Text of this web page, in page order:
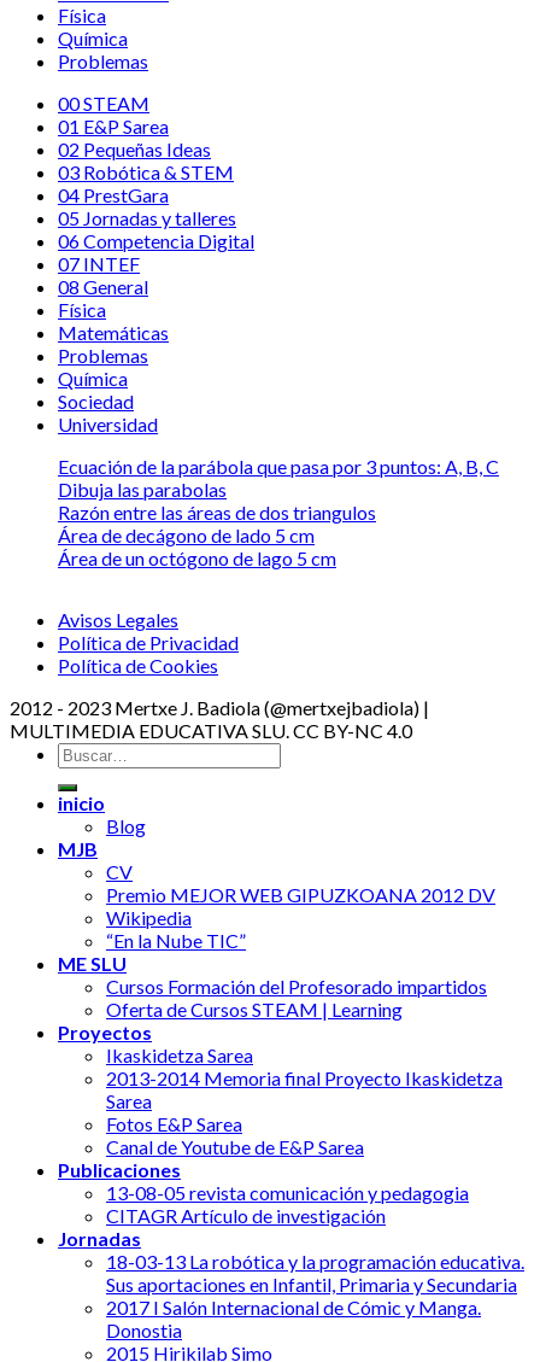
Física
Química
Problemas
00 STEAM
01 E&P Sarea
02 Pequeñas Ideas
03 Robótica & STEM
04 PrestGara
05 Jornadas y talleres
06 Competencia Digital
07 INTEF
08 General
Física
Matemáticas
Problemas
Química
Sociedad
Universidad
Ecuación de la parábola que pasa por 3 puntos: A, B, C
Dibuja las parabolas
Razón entre las áreas de dos triangulos
Área de decágono de lado 5 cm
Área de un octógono de lago 5 cm
Avisos Legales
Política de Privacidad
Política de Cookies
2012 - 2023 Mertxe J. Badiola (@mertxejbadiola) |
MULTIMEDIA EDUCATIVA SLU. CC BY-NC 4.0
inicio
Blog
MJB
CV
Premio MEJOR WEB GIPUZKOANA 2012 DV
Wikipedia
“En la Nube TIC”
ME SLU
Cursos Formación del Profesorado impartidos
Oferta de Cursos STEAM | Learning
Proyectos
Ikaskidetza Sarea
2013-2014 Memoria final Proyecto Ikaskidetza
Sarea
Fotos E&P Sarea
Canal de Youtube de E&P Sarea
Publicaciones
13-08-05 revista comunicación y pedagogia
CITAGR Artículo de investigación
Jornadas
18-03-13 La robótica y la programación educativa.
Sus aportaciones en Infantil, Primaria y Secundaria
2017 I Salón Internacional de Cómic y Manga.
Donostia
2015 Hirikilab Simo